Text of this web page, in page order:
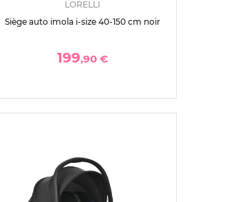
LORELLI
Siège auto imola i-size 40-150 cm noir
199,90 €